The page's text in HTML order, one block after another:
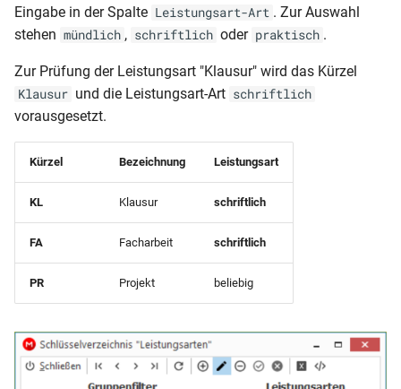
Eingabe in der Spalte Leistungsart-Art . Zur Auswahl
stehen mündlich , schriftlich oder praktisch .
Zur Prüfung der Leistungsart "Klausur" wird das Kürzel
Klausur und die Leistungsart-Art schriftlich
vorausgesetzt.
Kürzel Bezeichnung Leistungsart
KL Klausur schriftlich
FA Facharbeit schriftlich
PR Projekt beliebig